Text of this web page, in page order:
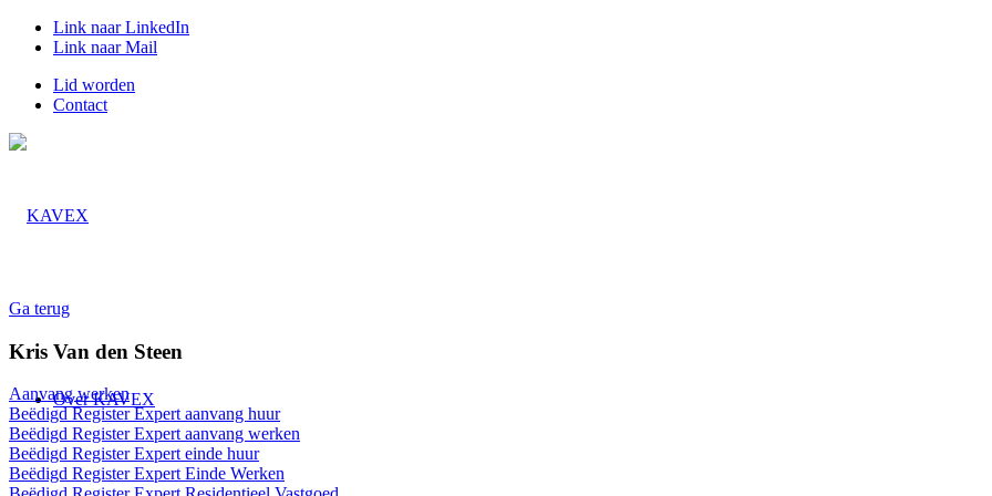
Link naar LinkedIn
Link naar Mail
Lid worden
Contact
Over KAVEX
Ga terug
Kris Van den Steen
Aanvang werken
Beëdigd Register Expert aanvang huur
Beëdigd Register Expert aanvang werken
Beëdigd Register Expert einde huur
Beëdigd Register Expert Einde Werken